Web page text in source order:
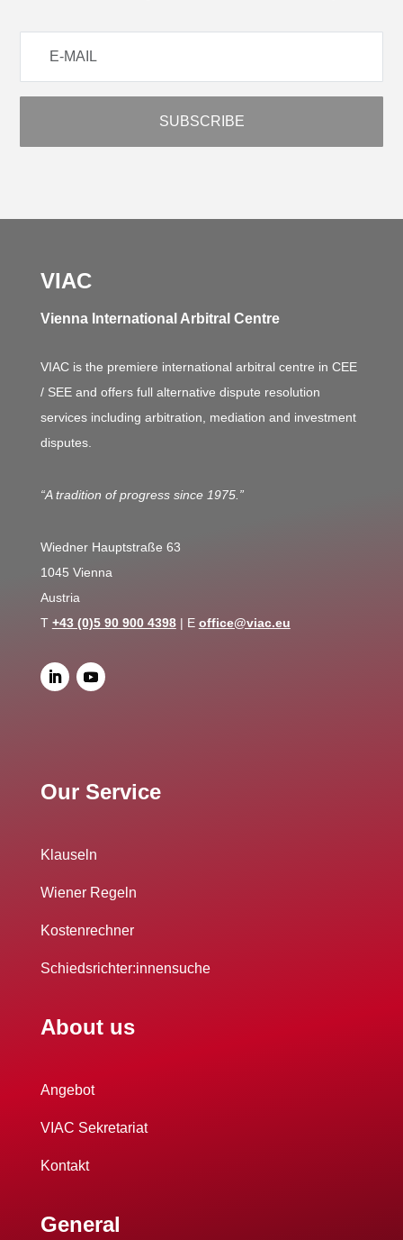
VIAC
Vienna International Arbitral Centre
VIAC is the premiere international arbitral centre in CEE
/ SEE and offers full alternative dispute resolution
services including arbitration, mediation and investment
disputes.
“A tradition of progress since 1975.”
Wiedner Hauptstraße 63
1045 Vienna
Austria
T +43 (0)5 90 900 4398| E office@viac.eu
Our Service
Klauseln
Wiener Regeln
Kostenrechner
Schiedsrichter:innensuche
About us
Angebot
VIAC Sekretariat
Kontakt
General